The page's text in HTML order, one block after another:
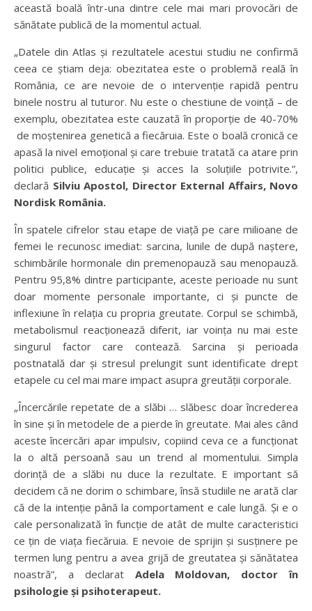
această boală într-una dintre cele mai mari provocări de
sănătate publică de la momentul actual.
„Datele din Atlas și rezultatele acestui studiu ne confirmă
ceea ce știam deja: obezitatea este o problemă reală în
România, ce are nevoie de o intervenție rapidă pentru
binele nostru al tuturor. Nu este o chestiune de voință – de
exemplu, obezitatea este cauzată în proporție de 40-70%
de moștenirea genetică a fiecăruia. Este o boală cronică ce
apasă la nivel emoțional și care trebuie tratată ca atare prin
politici publice, educație și acces la soluțiile potrivite.”,
declară Silviu Apostol, Director External Affairs, Novo
Nordisk România.
În spatele cifrelor stau etape de viață pe care milioane de
femei le recunosc imediat: sarcina, lunile de după naștere,
schimbările hormonale din premenopauză sau menopauză.
Pentru 95,8% dintre participante, aceste perioade nu sunt
doar momente personale importante, ci și puncte de
inflexiune în relația cu propria greutate. Corpul se schimbă,
metabolismul reacționează diferit, iar voința nu mai este
singurul factor care contează. Sarcina și perioada
postnatală dar și stresul prelungit sunt identificate drept
etapele cu cel mai mare impact asupra greutății corporale.
„Încercările repetate de a slăbi … slăbesc doar încrederea
în sine și în metodele de a pierde în greutate. Mai ales când
aceste încercări apar impulsiv, copiind ceva ce a funcționat
la o altă persoană sau un trend al momentului. Simpla
dorință de a slăbi nu duce la rezultate. E important să
decidem că ne dorim o schimbare, însă studiile ne arată clar
că de la intenție până la comportament e cale lungă. Și e o
cale personalizată în funcție de atât de multe caracteristici
ce țin de viața fiecăruia. E nevoie de sprijin și susținere pe
termen lung pentru a avea grijă de greutatea și sănătatea
noastră”, a declarat Adela Moldovan, doctor în
psihologie și psihoterapeut.